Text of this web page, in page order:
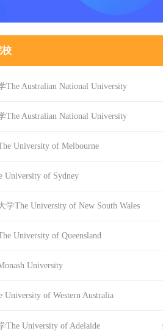
校
Australian National University
Australian National University
University of Melbourne
University of Sydney
The University of New South Wales
University of Queensland
University
of Western Australia
University of Adelaide